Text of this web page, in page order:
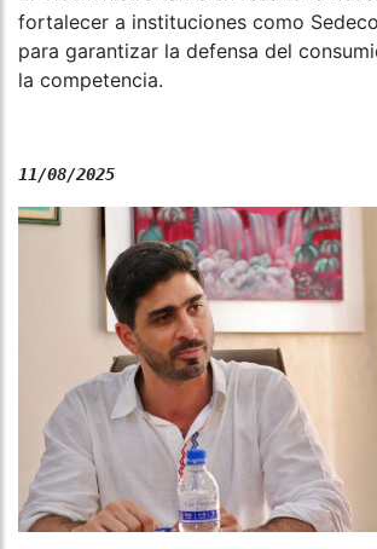
fortalecer a instituciones como
para garantizar la defensa del
la competencia.
11/08/2025